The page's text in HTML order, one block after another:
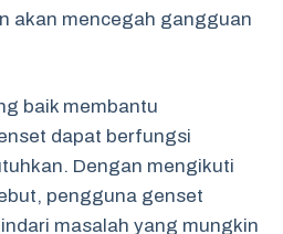
akan mencegah gangguan
baik membantu
dapat berfungsi
Dengan mengikuti
pengguna genset
masalah yang mungkin